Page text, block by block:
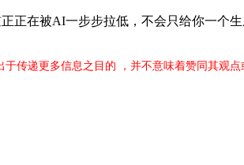
在被AI一步步拉低，不会只给你一个
传递更多信息之目的 ，并不意味着赞同其观